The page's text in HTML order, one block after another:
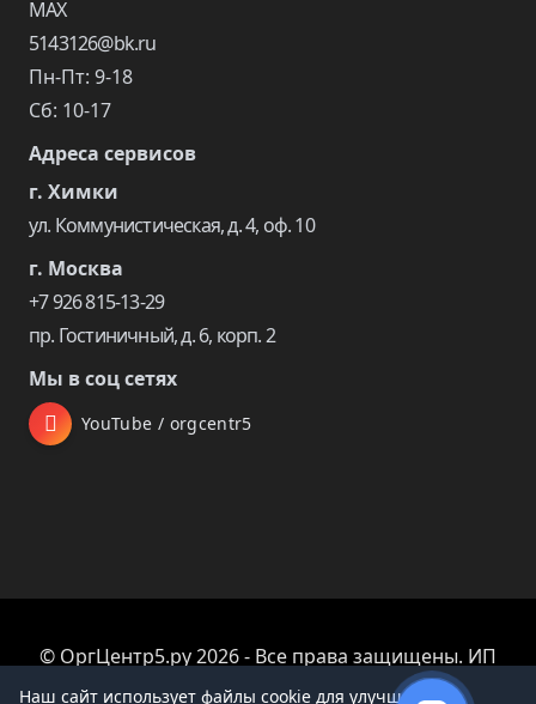
5143126@bk.ru
Пн-Пт: 9-18
Сб: 10-17
Адреса сервисов
г. Химки
ул. Коммунистическая, д. 4, оф. 10
г. Москва
+7 926 815-13-29
пр. Гостиничный, д. 6, корп. 2
Мы в соц сетях
YouTube / orgcentr5
© ОргЦентр5.ру 2026 - Все права защищены. ИП
Царева Екатерина Владимировна
Наш сайт использует файлы cookie для улучшения